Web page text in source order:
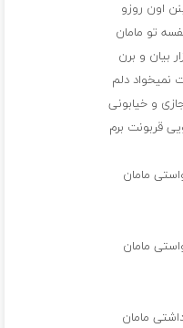
اون روزو
تو مامان
بیان و برن
نمیخواد دلم
و خیابونی
قربونت برم
مامان
مامان
مامان